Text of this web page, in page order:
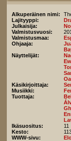
Alkuperäinen nimi:
Lajityyppi:
Julkaisija:
Valmistusvuosi:
Valmistusmaa:
Ohjaaja:
Näyttelijät:
Käsikirjoittaja:
Musiikki:
Tuottaja:
Ikäsuositus:
11
Kesto:
WWW-sivu: